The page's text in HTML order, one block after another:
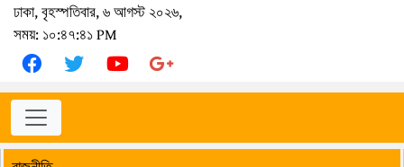
ঢাকা, বৃহস্পতিবার, ৬ আগস্ট ২০২৬,
সময়: ১০:৪৭:৪১ PM